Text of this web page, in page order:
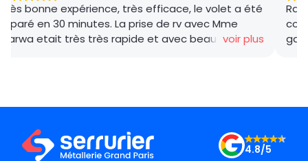
Très bonne expérience, très efficace, le volet a été
réparé en 30 minutes. La prise de rv avec Mme
Marwa etait très très rapide et avec beaucoup de
voir plus
4.8/5